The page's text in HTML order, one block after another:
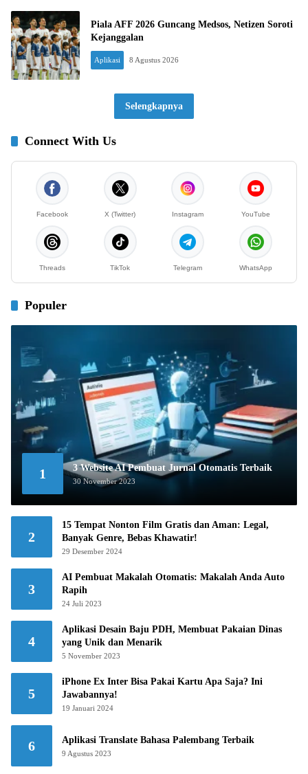
Piala AFF 2026 Guncang Medsos, Netizen Soroti
Kejanggalan
Aplikasi 8 Agustus 2026
Selengkapnya
Connect With Us
Facebook X (Twitter) Instagram YouTube
Threads TikTok Telegram WhatsApp
Populer
1 3 Website AI Pembuat Jurnal Otomatis Terbaik
30 November 2023
2
15 Tempat Nonton Film Gratis dan Aman: Legal,
Banyak Genre, Bebas Khawatir!
29 Desember 2024
3
AI Pembuat Makalah Otomatis: Makalah Anda Auto
Rapih
24 Juli 2023
4
Aplikasi Desain Baju PDH, Membuat Pakaian Dinas
yang Unik dan Menarik
5 November 2023
5
iPhone Ex Inter Bisa Pakai Kartu Apa Saja? Ini
Jawabannya!
19 Januari 2024
6 Aplikasi Translate Bahasa Palembang Terbaik
9 Agustus 2023